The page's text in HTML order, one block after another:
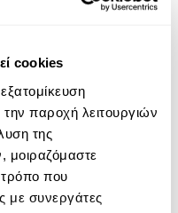
cookies
παροχή λειτουργιών
της
μοιραζόμαστε
που
με συνεργάτες